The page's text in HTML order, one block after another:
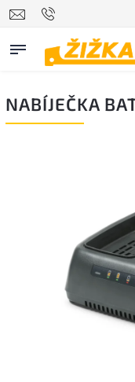
NABÍJEČKA